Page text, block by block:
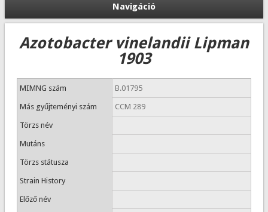
Navigáció
Azotobacter vinelandii Lipman
1903
MIMNG szám B.01795
Más gyűjteményi szám CCM 289
Törzs név
Mutáns
Törzs státusza
Strain History
Előző név